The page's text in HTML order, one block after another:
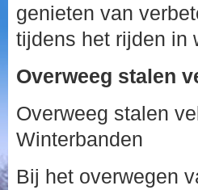
genieten van
tijdens het rijden in
Overweeg stalen
Overweeg stalen
Winterbanden
Bij het overwegen